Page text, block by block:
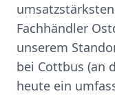
Fachhändler
unserem
bei Cottbus (an
heute ein